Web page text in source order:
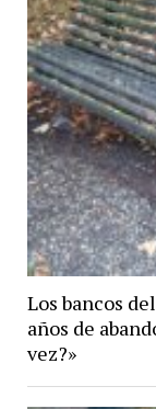
Los bancos
años de
vez?»